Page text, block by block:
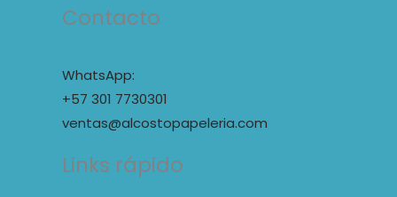
Contacto
WhatsApp:
+57 301 7730301
ventas@alcostopapeleria.com
Links rápido